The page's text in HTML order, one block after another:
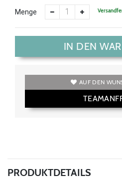
Menge
IN DEN
AUF DEN
PRODUKTDETAILS